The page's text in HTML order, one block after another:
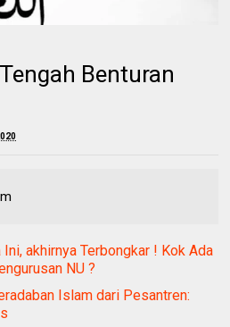
Benturan
akhirnya Terbongkar ! Kok Ada
NU ?
Islam dari Pesantren: